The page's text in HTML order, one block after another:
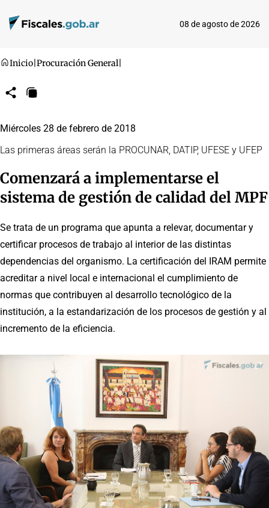
08 de agosto de 2026
Inicio Procuración General
CompartirCopiar
Miércoles 28 de febrero de 2018
Las primeras áreas serán la PROCUNAR, DATIP, UFESE y UFEP
Comenzará a implementarse el
sistema de gestión de calidad del MPF
Se trata de un programa que apunta a relevar, documentar y
certificar procesos de trabajo al interior de las distintas
dependencias del organismo. La certificación del IRAM permite
acreditar a nivel local e internacional el cumplimiento de
normas que contribuyen al desarrollo tecnológico de la
institución, a la estandarización de los procesos de gestión y al
incremento de la eficiencia.